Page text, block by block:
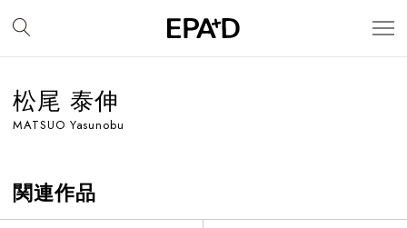
松尾 泰伸
MATSUO Yasunobu
関連作品